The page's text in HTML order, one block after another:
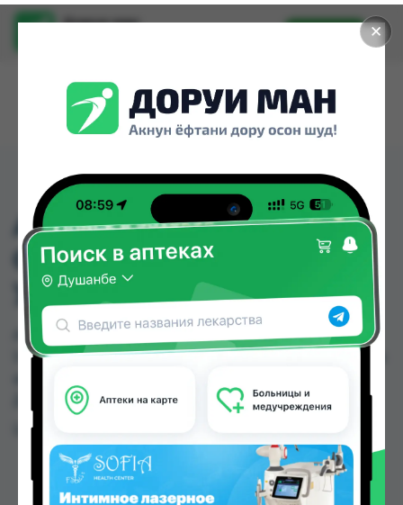
✕
Доруи ман
Установить
ANTIGRAFFITI 600МЛ
СРЕДСТВО ДЛЯ
УДАЛЕНИЯ ПЯТЕН
ANTIGRAFFITI 600МЛ СРЕДСТВО ДЛЯ
УДАЛЕНИЯ ПЯТЕН можно купить или заказать в
Душанбе и других городах Таджикистана
Цена: от